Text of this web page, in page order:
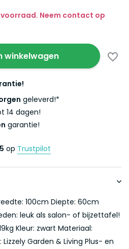
Neem contact op
winkelwagen
geleverd!*
14 dagen!
garantie!
op Trustpilot
100cm Diepte: 60cm
leuk als salon- of bijzettafel!
Kleur: zwart Materiaal:
Garden & Living Plus- en